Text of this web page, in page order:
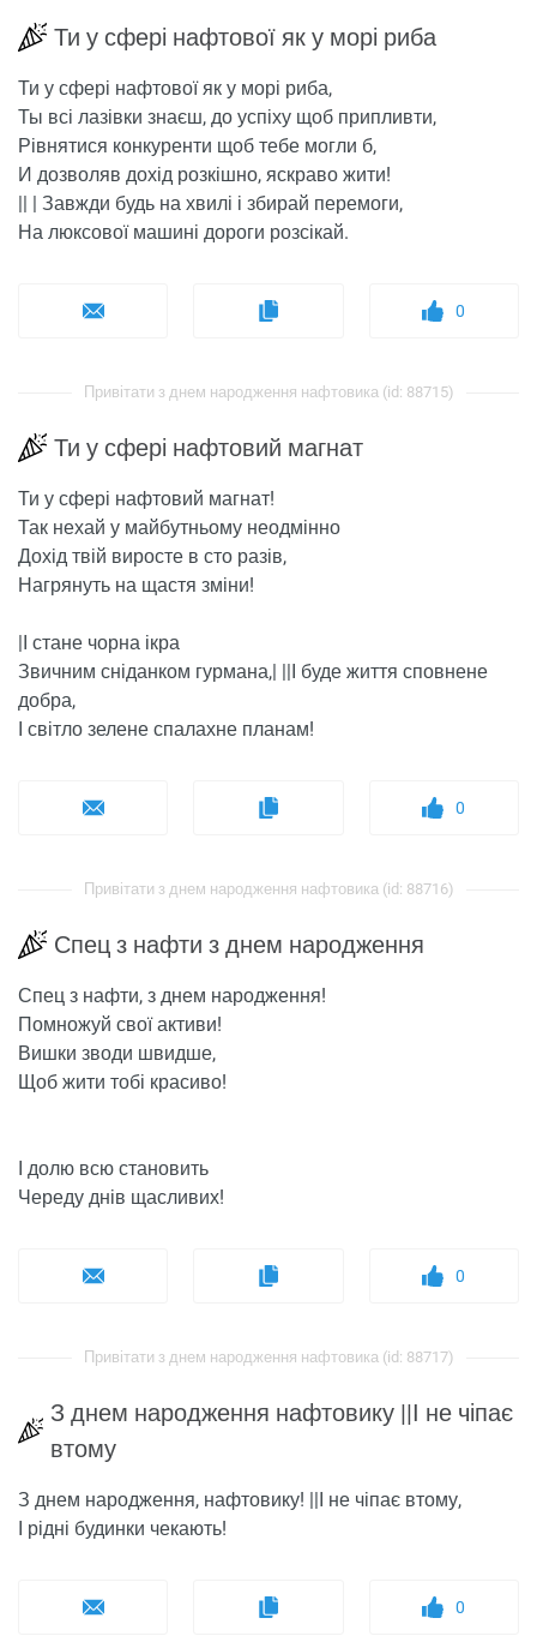
Ти у сфері нафтової як у морі риба
Ти у сфері нафтової як у морі риба,
Ты всі лазівки знаєш, до успіху щоб припливти,
Рівнятися конкуренти щоб тебе могли б,
И дозволяв дохід розкішно, яскраво жити!
|| | Завжди будь на хвилі і збирай перемоги,
На люксової машині дороги розсікай.
0
Привітати з днем ​​народження нафтовика (id: 88715)
Ти у сфері нафтовий магнат
Ти у сфері нафтовий магнат!
Так нехай у майбутньому неодмінно
Дохід твій виросте в сто разів,
Нагрянуть на щастя зміни!
|І стане чорна ікра
Звичним сніданком гурмана,| ||І буде життя сповнене
добра,
І світло зелене спалахне планам!
0
Привітати з днем ​​народження нафтовика (id: 88716)
Спец з нафти з днем ​​народження
Спец з нафти, з днем ​​народження!
Помножуй свої активи!
Вишки зводи швидше,
Щоб жити тобі красиво!
І долю всю становить
Череду днів щасливих!
0
Привітати з днем ​​народження нафтовика (id: 88717)
З днем ​​народження нафтовику ||І не чіпає
втому
З днем ​​народження, нафтовику! ||І не чіпає втому,
І рідні будинки чекають!
0